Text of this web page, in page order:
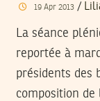
19 Apr 2013/
La séance
reportée à
présidents des
composition de